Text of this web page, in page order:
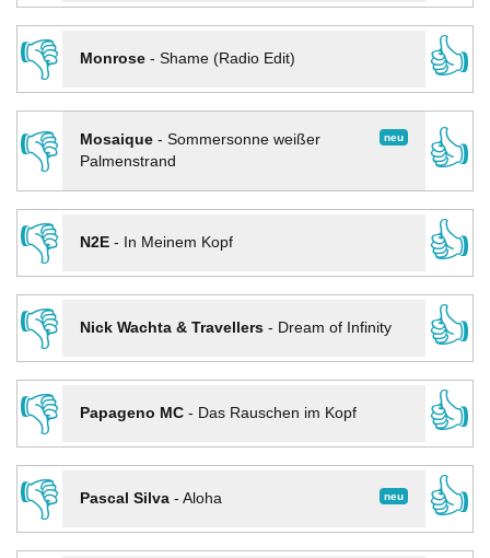
👎
Monrose- Shame (Radio Edit)
👍
👎
neu
Mosaique- Sommersonne weißer
Palmenstrand
👍
👎
N2E- In Meinem Kopf
👍
👎
Nick Wachta & Travellers- Dream of Infinity
👍
👎
Papageno MC- Das Rauschen im Kopf
👍
👎
neu
Pascal Silva- Aloha
👍